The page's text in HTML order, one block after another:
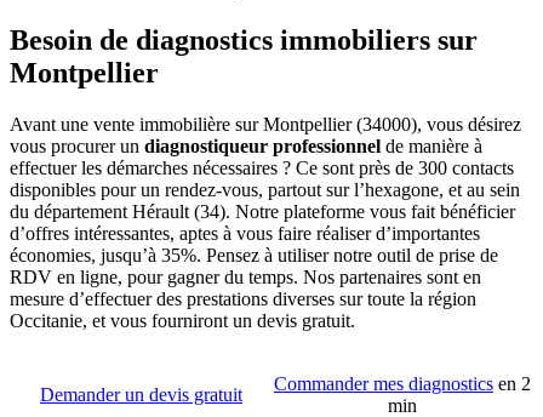
Besoin de diagnostics immobiliers sur
Montpellier
Avant une vente immobilière sur Montpellier (34000), vous désirez
vous procurer un diagnostiqueur professionnel de manière à
effectuer les démarches nécessaires ? Ce sont près de 300 contacts
disponibles pour un rendez-vous, partout sur l’hexagone, et au sein
du département Hérault (34). Notre plateforme vous fait bénéficier
d’offres intéressantes, aptes à vous faire réaliser d’importantes
économies, jusqu’à 35%. Pensez à utiliser notre outil de prise de
RDV en ligne, pour gagner du temps. Nos partenaires sont en
mesure d’effectuer des prestations diverses sur toute la région
Occitanie, et vous fourniront un devis gratuit.
Demander un devis gratuit
Commander mes diagnostics en 2
min